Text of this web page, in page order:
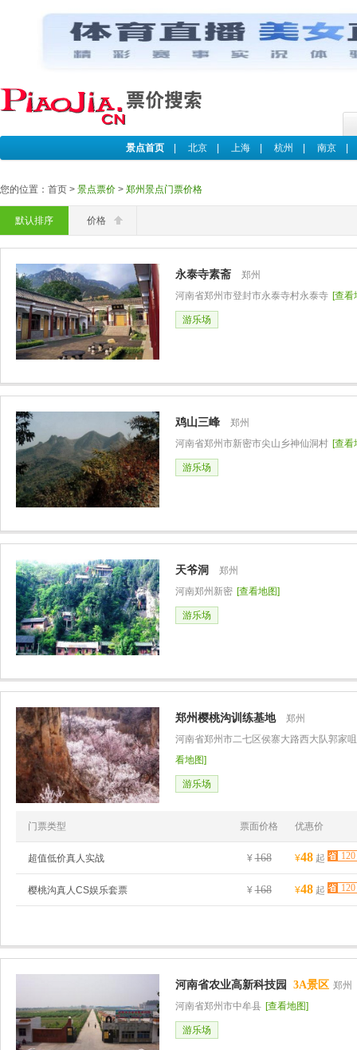
景点首页 北京 上海 杭州 南京
您的位置：首页 > 景点票价 > 郑州景点门票价格
默认排序 价格
永泰寺素斋
郑州
河南省郑州市登封市永泰寺村永泰寺 [查看
游乐场
鸡山三峰
郑州
河南省郑州市新密市尖山乡神仙洞村 [查看
游乐场
天爷洞
郑州
河南郑州新密 [查看地图]
游乐场
郑州樱桃沟训练基地
郑州
河南省郑州市二七区侯寨大路西大队郭家
看地图]
游乐场
门票类型 票面价格 优惠价
超值低价真人实战 ¥ 168 ¥48 起 120
樱桃沟真人CS娱乐套票 ¥ 168 ¥48 起 120
河南省农业高新科技园 3A景区 郑州
河南省郑州市中牟县 [查看地图]
游乐场